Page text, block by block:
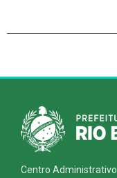
Centro Administrativo